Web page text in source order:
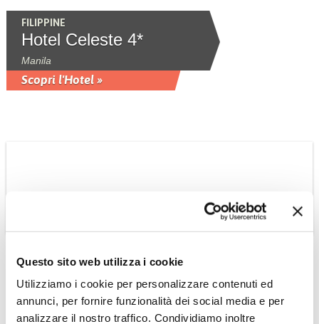
Questo sito web utilizza i cookie
Utilizziamo i cookie per personalizzare contenuti ed
annunci, per fornire funzionalità dei social media e per
analizzare il nostro traffico. Condividiamo inoltre
FILIPPINE
Hotel Celeste 4*
Manila
Scopri l'Hotel »
Hotel Dusit Thani 5*
Centralissimo, a pochi minuti a piedi